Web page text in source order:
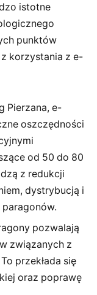
istotne
punktów
korzystania z e-
Pierzana, e-
oszczędności
od 50 do 80
z redukcji
dystrybucją i
pozwalają
związanych z
przekłada się
oraz poprawę